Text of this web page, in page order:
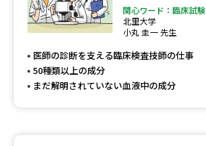
新生活お役立ちガイド
学問発見
関心ワード：臨床試験
北里大学
小丸 圭一 先生
医師の診断を支える臨床検査技師の仕事
50種類以上の成分
まだ解明されていない血液中の成分